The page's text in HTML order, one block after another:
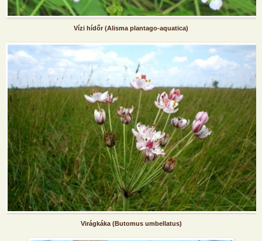
Vízi hídőr (Alisma plantago-aquatica)
Virágkáka (Butomus umbellatus)